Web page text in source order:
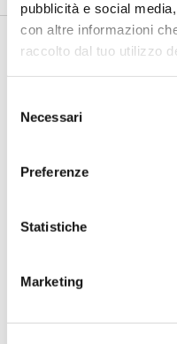
pubblicità e social
con altre informazioni
raccolto dal tuo utilizzo
delNecessari
Preferenze
Statistiche
Marketing
Bancaforte TV